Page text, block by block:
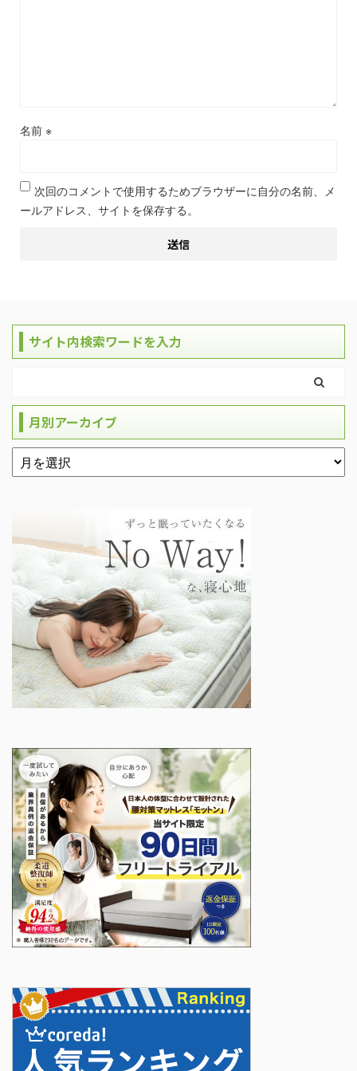
名前 ※
次回のコメントで使用するためブラウザーに自分の名前、メ
ールアドレス、サイトを保存する。
サイト内検索ワードを入力
月別アーカイブ